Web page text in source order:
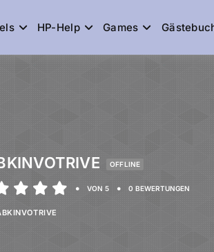
HP-Help Games
OFFLINE
• VON 5 • 0 BEWERTUNGEN